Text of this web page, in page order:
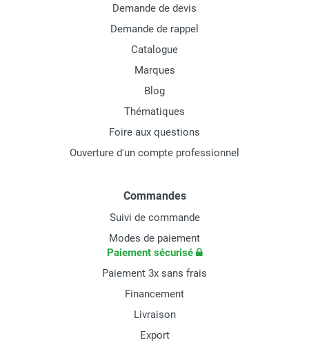
Demande de devis
Demande de rappel
Catalogue
Marques
Blog
Thématiques
Foire aux questions
Ouverture d'un compte professionnel
Commandes
Suivi de commande
Modes de paiement
Paiement sécurisé
Paiement 3x sans frais
Financement
Livraison
Export